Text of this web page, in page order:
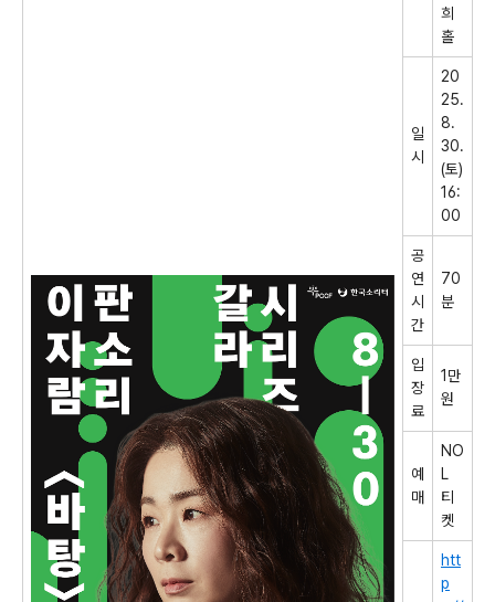
희
홀
일
시
20
25.
8.
30.
(토)
16:
00
공
연
시
간
70
분
입
장
료
1 만
원
예
매
NO
L
티
켓
htt
p